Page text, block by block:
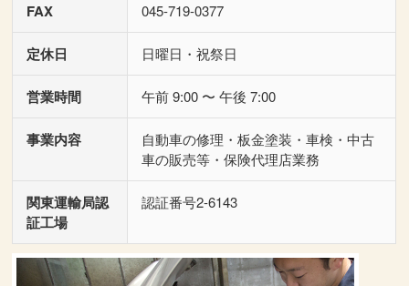
FAX 045-719-0377
定休日 日曜日・祝祭日
営業時間 午前 9:00 〜 午後 7:00
事業内容
自動車の修理・板金塗装・車検・中古
車の販売等・保険代理店業務
関東運輸局認
証工場
認証番号2-6143